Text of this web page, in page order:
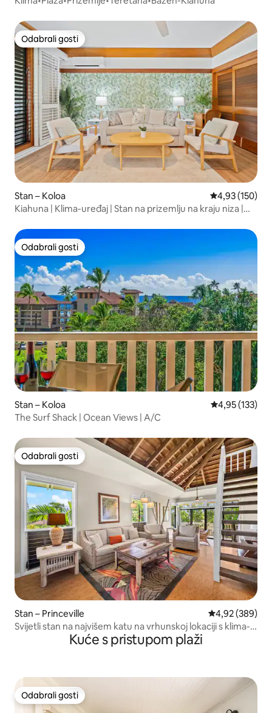
Odabrali gosti
Odabrali gosti
Stan – Koloa Prosječna
4,93 (150)
Kiahuna | Klima-uređaj | Stan na prizemlju na kraju niza |
Odabrali gosti
Odabrali gosti
Stan – Koloa Prosječna
4,95 (133)
The Surf Shack | Ocean Views | A/C
Odabrali gosti
Odabrali gosti
Stan – Princeville Prosječna
4,92 (389)
Svijetli stan na najvišem katu na vrhunskoj lokaciji s klima-
uređajem i bazenom!Kuće s pristupom plaži
Odabrali gosti
Odabrali gosti